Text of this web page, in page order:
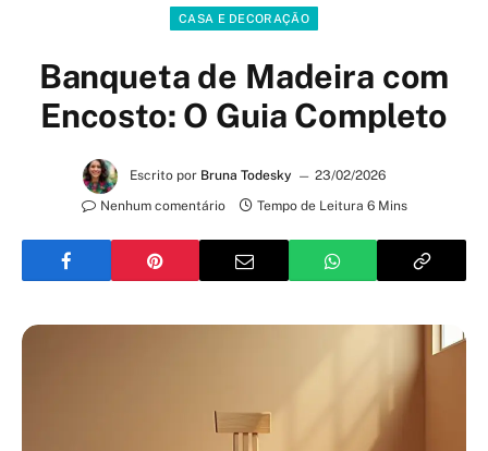
CASA E DECORAÇÃO
Banqueta de Madeira com
Encosto: O Guia Completo
Escrito por Bruna Todesky
23/02/2026
Nenhum comentário
Tempo de Leitura 6 Mins